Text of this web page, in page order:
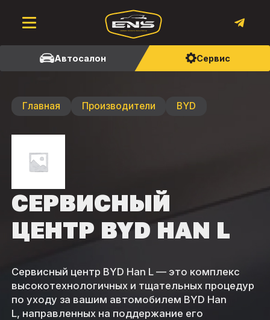
Автосалон Сервис
Главная Производители BYD
СЕРВИСНЫЙ
ЦЕНТР BYD HAN L
Сервисный центр BYD Han L — это комплекс
высокотехнологичных и тщательных процедур
по уходу за вашим автомобилем BYD Han
L, направленных на поддержание его